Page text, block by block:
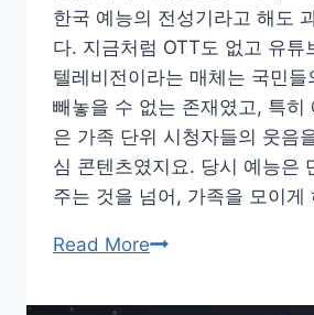
한국 예능의 전성기라고 해도
다. 지금처럼 OTT도 없고 유튜
텔레비전이라는 매체는 국민들
빼놓을 수 없는 존재였고, 특히
은 가족 단위 시청자들의 웃음
심 콘텐츠였지요. 당시 예능은
주는 것을 넘어, 가족을 모이
Read More‘일
서